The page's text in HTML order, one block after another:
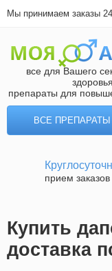
Мы принимаем заказы
все для Вашего
здоровья
препараты для
ВСЕ ПРЕПАРАТЫ
прием заказов
Купить
доставка